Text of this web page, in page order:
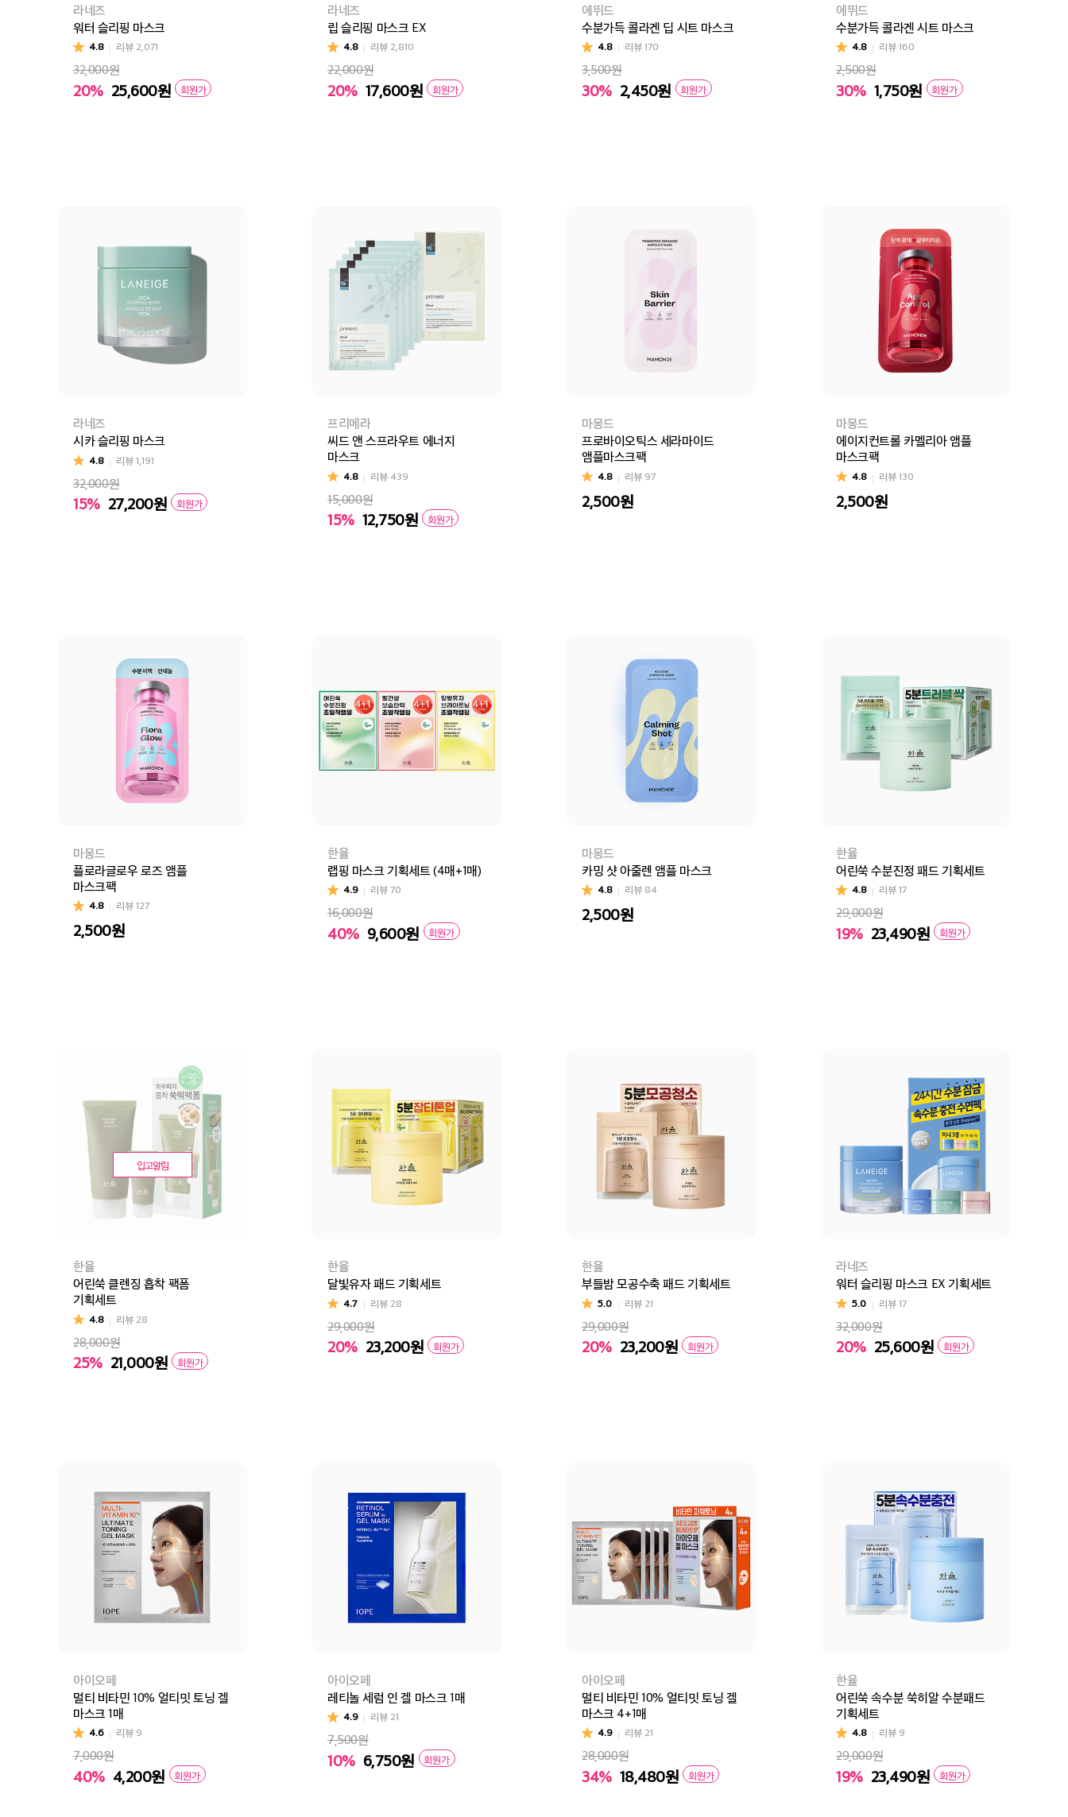
라네즈
워터 슬리핑 마스크
4.8 리뷰 2,071
32,000원
20% 25,600원 회원가
라네즈
립 슬리핑 마스크 EX
4.8 리뷰 2,810
22,000원
20% 17,600원 회원가
에뛰드
수분가득 콜라겐 딥 시트 마스크
4.8 리뷰170
3,500원
30% 2,450원 회원가
에뛰드
수분가득 콜라겐 시트 마스크
4.8 리뷰160
2,500원
30% 1,750원 회원가
라네즈
시카 슬리핑 마스크
4.8 리뷰1,191
32,000원
15% 27,200원 회원가
프리메라
씨드 앤 스프라우트 에너지
마스크
4.8 리뷰 439
15,000원
15% 12,750원 회원가
로터스
마몽드
프로바이오틱스 세라마이드
앰플마스크팩
4.8 리뷰 97
2,500원
마몽드
에이지컨트롤 카멜리아 앰플
마스크팩
4.8 리뷰130
2,500원
마몽드
플로라글로우 로즈 앰플
마스크팩
4.8 리뷰127
2,500원
한율
랩핑 마스크 기획세트 (4매+1매)
4.9 리뷰70
16,000원
40% 9,600원 회원가
어린쑥 수분진정 랩핑마스크 기획세트
마몽드
카밍 샷 아줄렌 앰플 마스크
4.8 리뷰 84
2,500원
한율
어린쑥 수분진정 패드 기획세트
4.8 리뷰17
29,000원
19% 23,490원 회원가
한율
어린쑥 클렌징 흡착 팩폼
기획세트
4.8 리뷰 28
28,000원
25% 21,000원 회원가
입고알림
한율
달빛유자 패드 기획세트
4.7 리뷰 28
29,000원
20% 23,200원 회원가
한율
부들밤 모공수축 패드 기획세트
5.0 리뷰 21
29,000원
20% 23,200원 회원가
라네즈
워터 슬리핑 마스크 EX 기획세트
5.0 리뷰17
32,000원
20% 25,600원 회원가
아이오페
멀티 비타민 10% 얼티밋 토닝 겔
마스크 1매
4.6 리뷰 9
7,000원
40% 4,200원 회원가
아이오페
레티놀 세럼 인 겔 마스크 1매
4.9 리뷰 21
7,500원
10% 6,750원 회원가
아이오페
멀티 비타민 10% 얼티밋 토닝 겔
마스크 4+1매
4.9 리뷰 21
28,000원
34% 18,480원 회원가
멀티 비타민 10% 얼티밋 토닝 겔 마스크 4+1매
한율
어린쑥 속수분 쑥히알 수분패드
기획세트
4.8 리뷰 9
29,000원
19% 23,490원 회원가